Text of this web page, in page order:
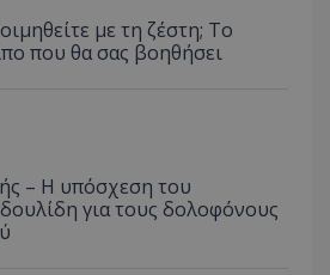
με τη ζέστη; Το
που θα σας βοηθήσει
– Η υπόσχεση του
για τους δολοφόνους